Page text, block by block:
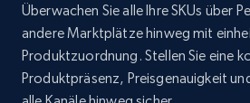
Target - Discover products by
UPC
Überwachen Sie alle Ihre SKUs über
andere Marktplätze hinweg mit
Produktzuordnung. Stellen Sie eine
Produktpräsenz, Preisgenauigkeit